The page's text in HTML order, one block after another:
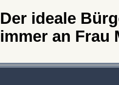
Der ideale
immer an Frau